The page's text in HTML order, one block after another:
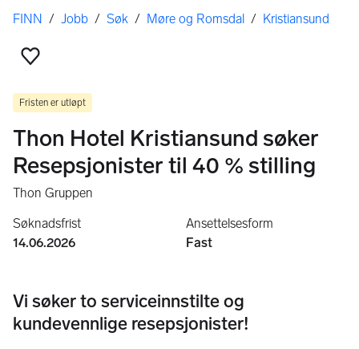
Her er du
FINN / Jobb / Søk / Møre og Romsdal / Kristiansund
Fristen er utløpt
Thon Hotel Kristiansund søker
Resepsjonister til 40 % stilling
Thon Gruppen
Søknadsfrist
14.06.2026
Ansettelsesform
Fast
Vi søker to serviceinnstilte og
kundevennlige resepsjonister!